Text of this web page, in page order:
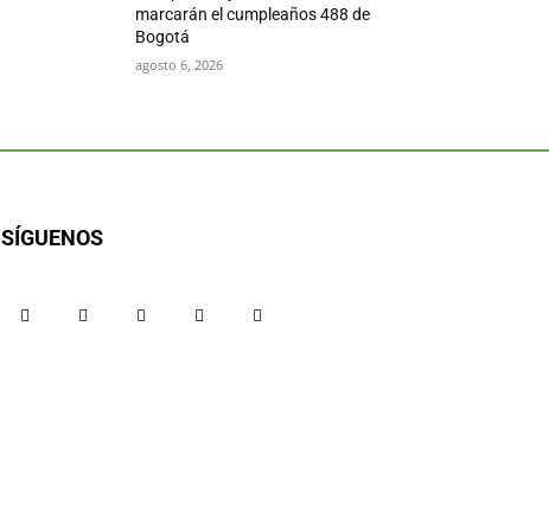
marcarán el cumpleaños 488 de
Bogotá
agosto 6, 2026
SÍGUENOS